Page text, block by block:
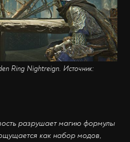
Ring Nightreign. Источник:
разрушает магию формулы
как набор модов,